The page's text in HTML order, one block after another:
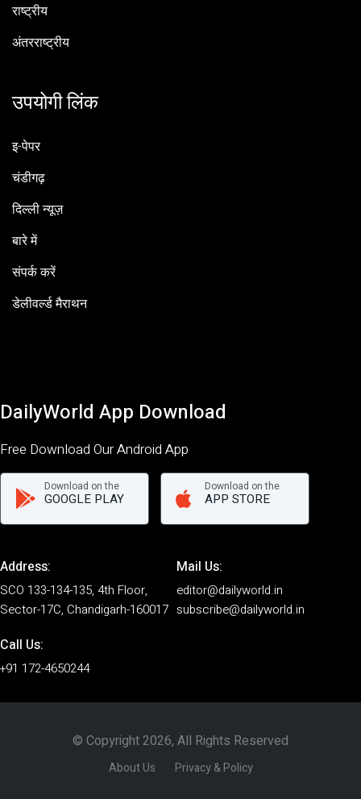
राष्ट्रीय
अंतरराष्ट्रीय
उपयोगी लिंक
इ-पेपर
चंडीगढ़
दिल्ली न्यूज़
बारे में
संपर्क करें
डेलीवर्ल्ड मैराथन
DailyWorld App Download
Free Download Our Android App
Download on the
GOOGLE PLAY
Download on the
APP STORE
Address:
SCO 133-134-135, 4th Floor,
Sector-17C, Chandigarh-160017
Mail Us:
editor@dailyworld.in
subscribe@dailyworld.in
Call Us:
+91 172-4650244
© Copyright 2026, All Rights Reserved
About Us Privacy & Policy